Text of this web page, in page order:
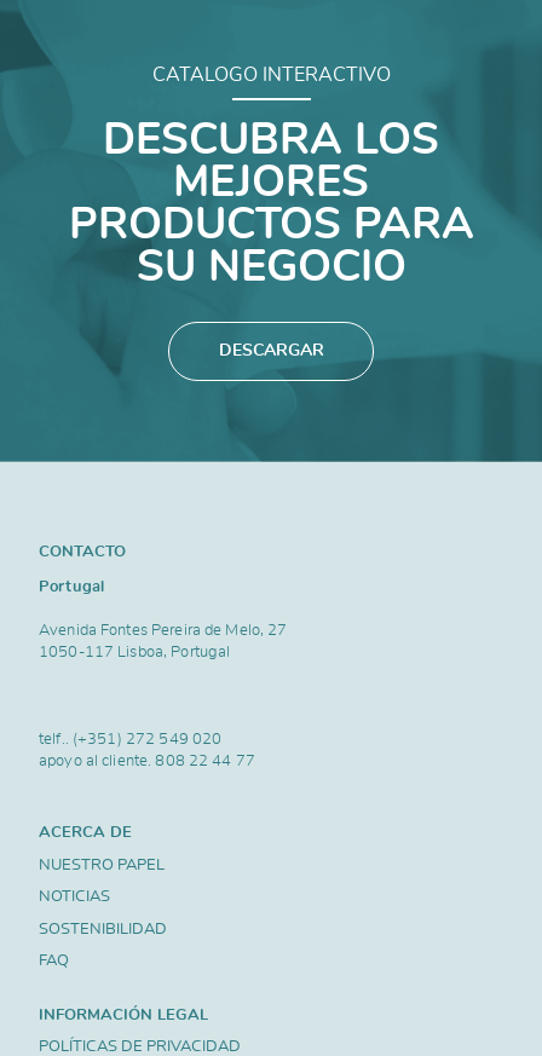
CATALOGO INTERACTIVO
DESCUBRA LOS
MEJORES
PRODUCTOS PARA
SU NEGOCIO
DESCARGAR
CONTACTO
Portugal
Avenida Fontes Pereira de Melo, 27
1050-117 Lisboa, Portugal
telf.. (+351) 272 549 020
apoyo al cliente.808 22 44 77
ACERCA DE
NUESTRO PAPEL
NOTICIAS
SOSTENIBILIDAD
FAQ
INFORMACIÓN LEGAL
POLÍTICAS DE PRIVACIDAD